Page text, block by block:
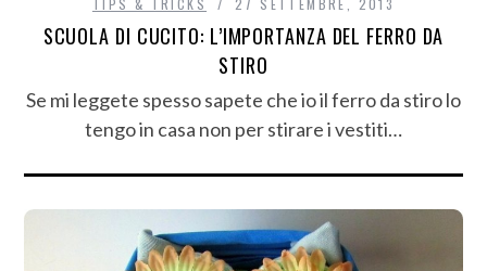
TIPS & TRICKS 27 SETTEMBRE, 2013
SCUOLA DI CUCITO: L’IMPORTANZA DEL FERRO DA
STIRO
Se mi leggete spesso sapete che io il ferro da stiro lo
tengo in casa non per stirare i vestiti…